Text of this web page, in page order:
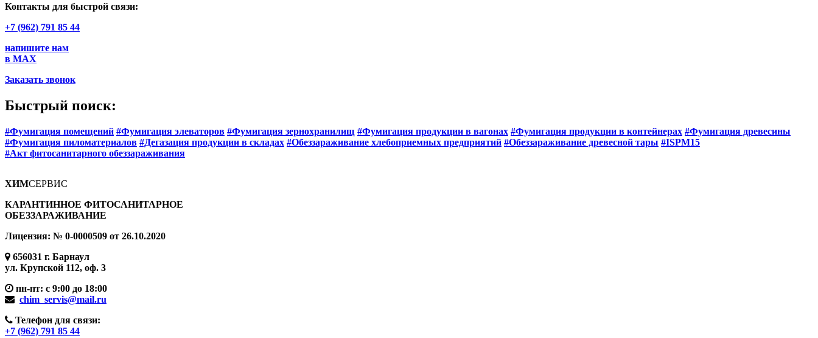
Контакты для быстрой связи:
+7 (962) 791 85 44
напишите нам
в MAX
Заказать звонок
Быстрый поиск:
#Фумигация помещений #Фумигация элеваторов #Фумигация зернохранилищ #Фумигация продукции в вагонах #Фумигация продукции в контейнерах #Фумигация древесины
#Фумигация пиломатериалов #Дегазация продукции в складах #Обеззараживание хлебоприемных предприятий #Обеззараживание древесной тары #ISPM15
#Акт фитосанитарного обеззараживания
ХИМСЕРВИС
КАРАНТИННОЕ ФИТОСАНИТАРНОЕ
ОБЕЗЗАРАЖИВАНИЕ
Лицензия: № 0-0000509 от 26.10.2020
656031 г. Барнаул
ул. Крупской 112, оф. 3
пн-пт: с 9:00 до 18:00
chim_servis@mail.ru
Телефон для связи:
+7 (962) 791 85 44